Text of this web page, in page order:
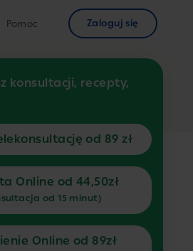
Pomoc Zaloguj się
konsultacji, recepty,
od 89 zł
Online od 44,50zł
od 15 minut)
Online od 89zł